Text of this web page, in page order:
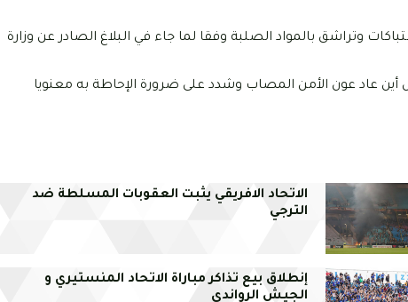
وتراشق بالمواد الصلبة وفقا لما جاء في البلاغ الصادر عن وزارة
أين عاد عون الأمن المصاب وشدد على ضرورة الإحاطة به معنويا
الاتحاد الافريقي يثبت العقوبات المسلطة ضد
الترجي
إنطلاق بيع تذاكر مباراة الاتحاد المنستيري و
الجيش الرواندي